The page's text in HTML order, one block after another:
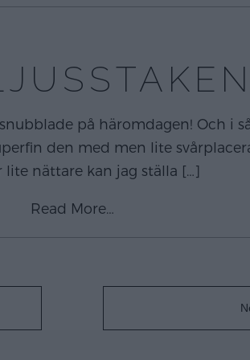
på häromdagen! Och i
den med men lite
nättare kan jag ställa […]
Read More…